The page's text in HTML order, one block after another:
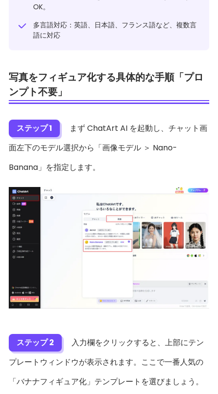
OK。
多言語対応：英語、日本語、フランス語など、複数言
語に対応
写真をフィギュア化する具体的な手順「プロ
ンプト不要」
ステップ 1
まず ChatArt AI を起動し、チャット画
面左下のモデル選択から「画像モデル ＞ Nano-
Banana」を指定します。
ステップ 2
入力欄をクリックすると、上部にテン
プレートウィンドウが表示されます。ここで一番人気の
「バナナフィギュア化」テンプレートを選びましょう。